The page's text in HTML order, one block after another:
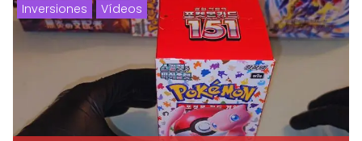
Inversiones Vídeos